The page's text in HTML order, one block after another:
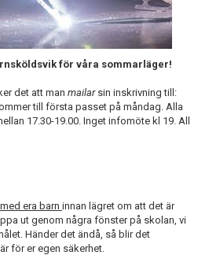
för våra sommarläger!
det att man mailar sin inskrivning till:
till första passet på måndag. Alla
17.30-19.00. Inget infomöte kl 19. All
era barn innan lägret om att det är
ut genom några fönster på skolan, vi
Händer det ändå, så blir det
för er egen säkerhet.